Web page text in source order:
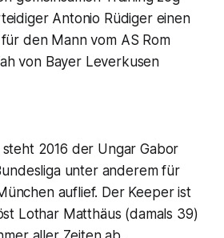
Antonio Rüdiger einen
den Mann vom AS Rom
von Bayer Leverkusen
2016 der Ungar Gabor
unter anderem für
auflief. Der Keeper ist
Lothar Matthäus (damals 39)